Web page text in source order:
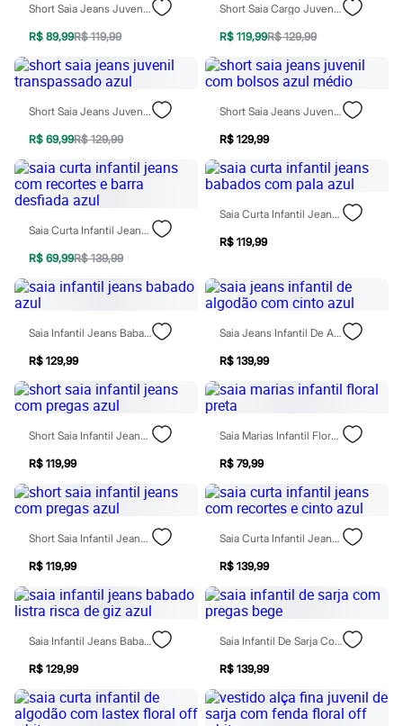
Baby Club
Fifteen
Miss Fifteen
Palomino
Moda íntima
Calcinhas
Cuecas
Pijamas
Moda praia
Biquínis e Maiôs
Blusas de proteção
Sungas
Personagens
Bluey
Disney
Homem Aranha
Minecraft
Patrulha Canina
Sonic
Stitch
Beleza
Kits
Perfumes árabes
Novidades
Condicionador
Escovas e Pentes
Finalizadores
Shampoo
Tratamento
Cuidados com o corpo
Hidratante
Tratamento
Cuidados com o rosto
Hidratante
Protetor solar
Tônicos
Maquiagens
Base
Short Saia Jeans Juvenil Transpassado Azul
R$ 89,99R$ 119,99
Short Saia Cargo Juvenil Jeans - Jeans Claro
R$ 119,99R$ 129,99
Short Saia Jeans Juvenil Transpassado Azul
R$ 69,99R$ 129,99
Short Saia Jeans Juvenil Com Bolsos Azul Médio
R$ 129,99
Saia Curta Infantil Jeans Com Recortes E Barra Desfiada Azul
R$ 69,99R$ 139,99
Saia Curta Infantil Jeans Babados Com Pala Azul
R$ 119,99
Saia Infantil Jeans Babado Azul
R$ 129,99
Saia Jeans Infantil De Algodão Com Cinto Azul
R$ 139,99
Short Saia Infantil Jeans Com Pregas Azul
R$ 119,99
Saia Marias Infantil Floral Preta
R$ 79,99
Short Saia Infantil Jeans Com Pregas Azul
R$ 119,99
Saia Curta Infantil Jeans Com Recortes E Cinto Azul
R$ 139,99
Saia Infantil Jeans Babado Listra Risca De Giz Azul
R$ 129,99
Saia Infantil De Sarja Com Pregas Bege
R$ 139,99